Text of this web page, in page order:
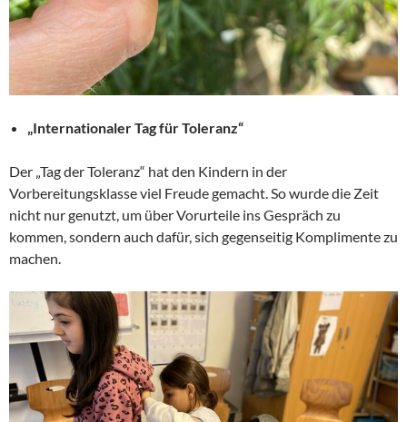
„Internationaler Tag für Toleranz“
Der „Tag der Toleranz“ hat den Kindern in der
Vorbereitungsklasse viel Freude gemacht. So wurde die Zeit
nicht nur genutzt, um über Vorurteile ins Gespräch zu
kommen, sondern auch dafür, sich gegenseitig Komplimente zu
machen.